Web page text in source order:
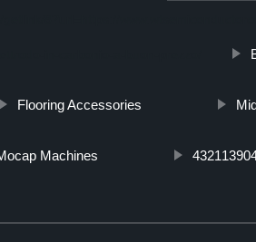
Flooring Accessories
Machines